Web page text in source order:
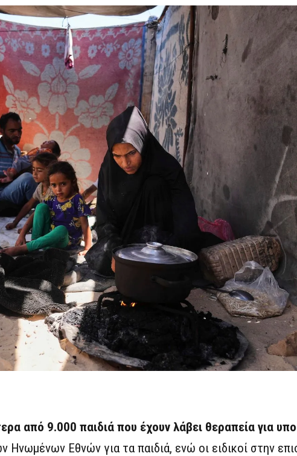
από 9.000 παιδιά που έχουν λάβει θεραπεία για
Εθνών για τα παιδιά, ενώ οι ειδικοί στην